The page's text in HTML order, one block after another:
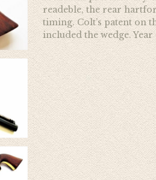
readeble, the rear
timing. Colt’s patent on
included the wedge.